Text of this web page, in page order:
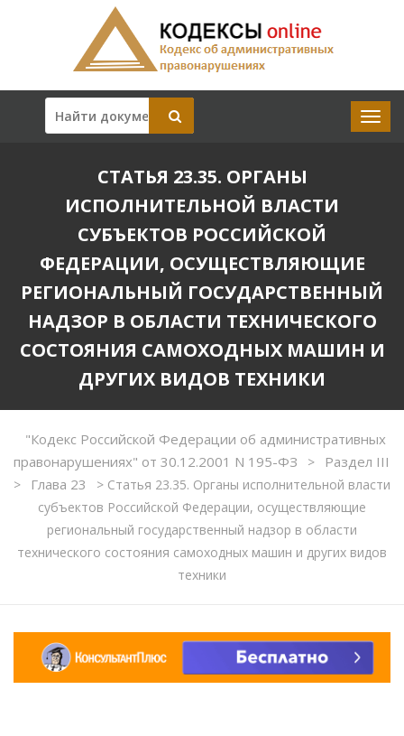
СТАТЬЯ 23.35. ОРГАНЫ
ИСПОЛНИТЕЛЬНОЙ ВЛАСТИ
СУБЪЕКТОВ РОССИЙСКОЙ
ФЕДЕРАЦИИ, ОСУЩЕСТВЛЯЮЩИЕ
РЕГИОНАЛЬНЫЙ ГОСУДАРСТВЕННЫЙ
НАДЗОР В ОБЛАСТИ ТЕХНИЧЕСКОГО
СОСТОЯНИЯ САМОХОДНЫХ МАШИН И
ДРУГИХ ВИДОВ ТЕХНИКИ
"Кодекс Российской Федерации об административных
правонарушениях" от 30.12.2001 N 195-ФЗ
> Раздел III
> Глава 23 > Статья 23.35. Органы исполнительной власти
субъектов Российской Федерации, осуществляющие
региональный государственный надзор в области
технического состояния самоходных машин и других видов
техники